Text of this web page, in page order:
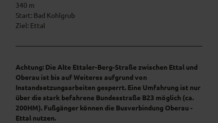
340 m
Start: Bad Kohlgrub
Ziel: Ettal
Achtung: Die Alte Ettaler-Berg-Straße zwischen Ettal und
Oberau ist bis auf Weiteres aufgrund von
Instandsetzungsarbeiten gesperrt. Eine Umfahrung ist nur
über die stark befahrene Bundesstraße B23 möglich (ca.
200HM). Fußgänger können die Busverbindung Oberau -
Ettal nutzen.